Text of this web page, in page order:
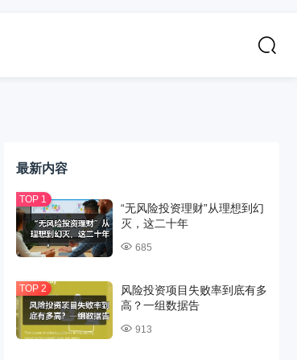
最新内容
“无风险投资理财”从理想到幻
灭，这二十年
685
风险投资项目失败率到底有多
高？一组数据告
913